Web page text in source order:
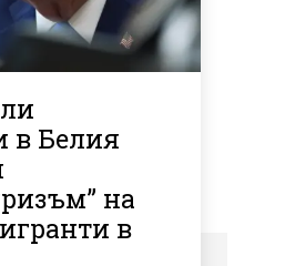
в Белия
на
в